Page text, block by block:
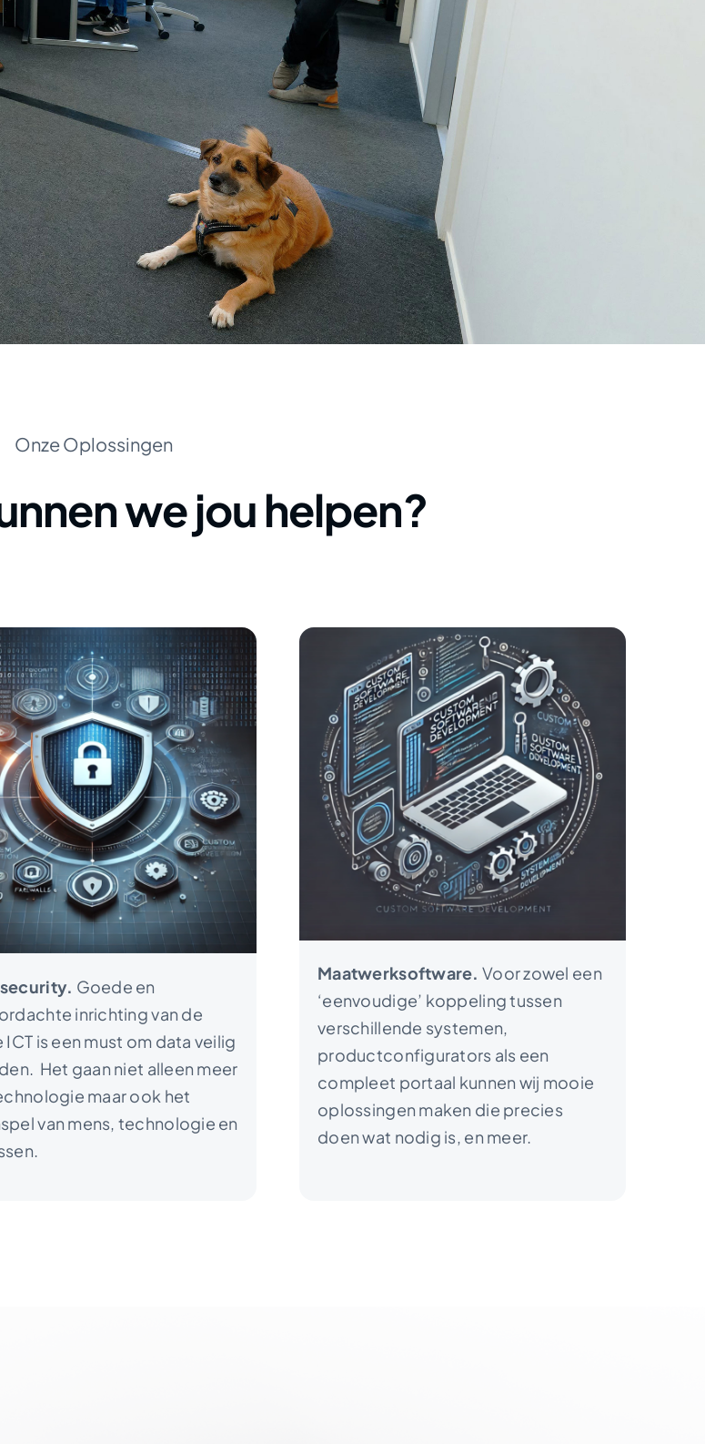
Onze Oplossingen
we jou helpen?
Goede en
inrichting van de
ICT is een must om data veilig
Het gaan niet alleen meer
maar ook het
van mens, technologie en
Maatwerksoftware.Voor zowel een
‘eenvoudige’ koppeling tussen
verschillende systemen,
productconfigurators als een
compleet portaal kunnen wij mooie
oplossingen maken die precies
doen wat nodig is, en meer.